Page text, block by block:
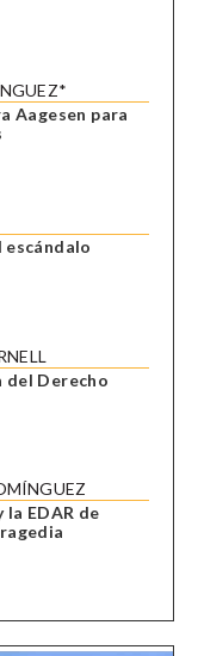
Aagesen para
escándalo
del Derecho
la EDAR de